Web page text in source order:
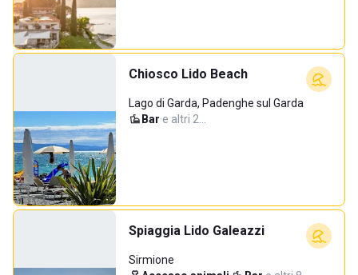
Chiosco Lido Beach
Lago di Garda, Padenghe sul Garda
Bar·e altri 2…
Spiaggia Lido Galeazzi
Sirmione